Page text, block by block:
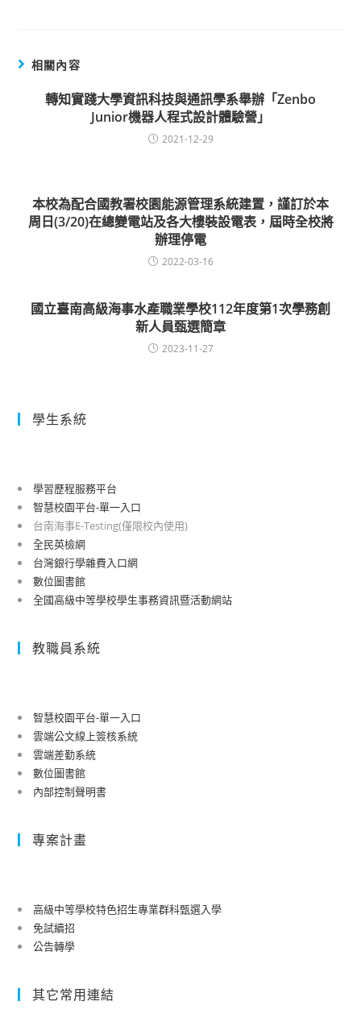
相關內容
轉知實踐大學資訊科技與通訊學系舉辦「Zenbo
Junior機器人程式設計體驗營」
2021-12-29
本校為配合國教署校園能源管理系統建置，謹訂於本
周日(3/20)在總變電站及各大樓裝設電表，屆時全校將
辦理停電
2022-03-16
國立臺南高級海事水產職業學校112年度第1次學務創
新人員甄選簡章
2023-11-27
學生系統
學習歷程服務平台
智慧校園平台-單一入口
台南海事E-Testing(僅限校內使用)
全民英檢網
台灣銀行學雜費入口網
數位圖書館
全國高級中等學校學生事務資訊暨活動網站
教職員系統
智慧校園平台-單一入口
雲端公文線上簽核系統
雲端差勤系統
數位圖書館
內部控制聲明書
專案計畫
高級中等學校特色招生專業群科甄選入學
免試續招
公告轉學
其它常用連結